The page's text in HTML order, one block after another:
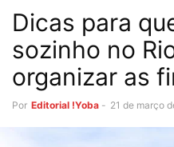
Dicas para
sozinho no
organizar as
Por Editorial !Yoba - 21 de março